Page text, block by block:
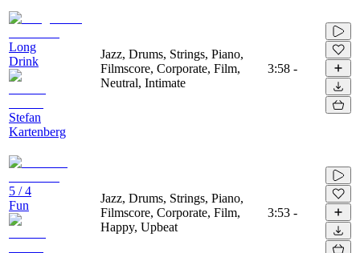
Long
Drink
Stefan
Kartenberg
Jazz, Drums, Strings, Piano,
Filmscore, Corporate, Film,
Neutral, Intimate
3:58 -
5 / 4
Fun
Jazz, Drums, Strings, Piano,
Filmscore, Corporate, Film,
Happy, Upbeat
3:53 -